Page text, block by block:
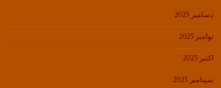
دسامبر 2025
نوامبر 2025
اکتبر 2025
سپتامبر 2025